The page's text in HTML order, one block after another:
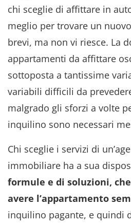
chi sceglie di affittare in
meglio per trovare un
brevi, ma non vi riesce. La
appartamenti da affittare
sottoposta a tantissime
variabili difficili da
malgrado gli sforzi a volte
inquilino sono necessari
Chi sceglie i servizi di
immobiliare ha a sua
formule e di soluzioni,
avere l’appartamento
inquilino pagante, e quindi